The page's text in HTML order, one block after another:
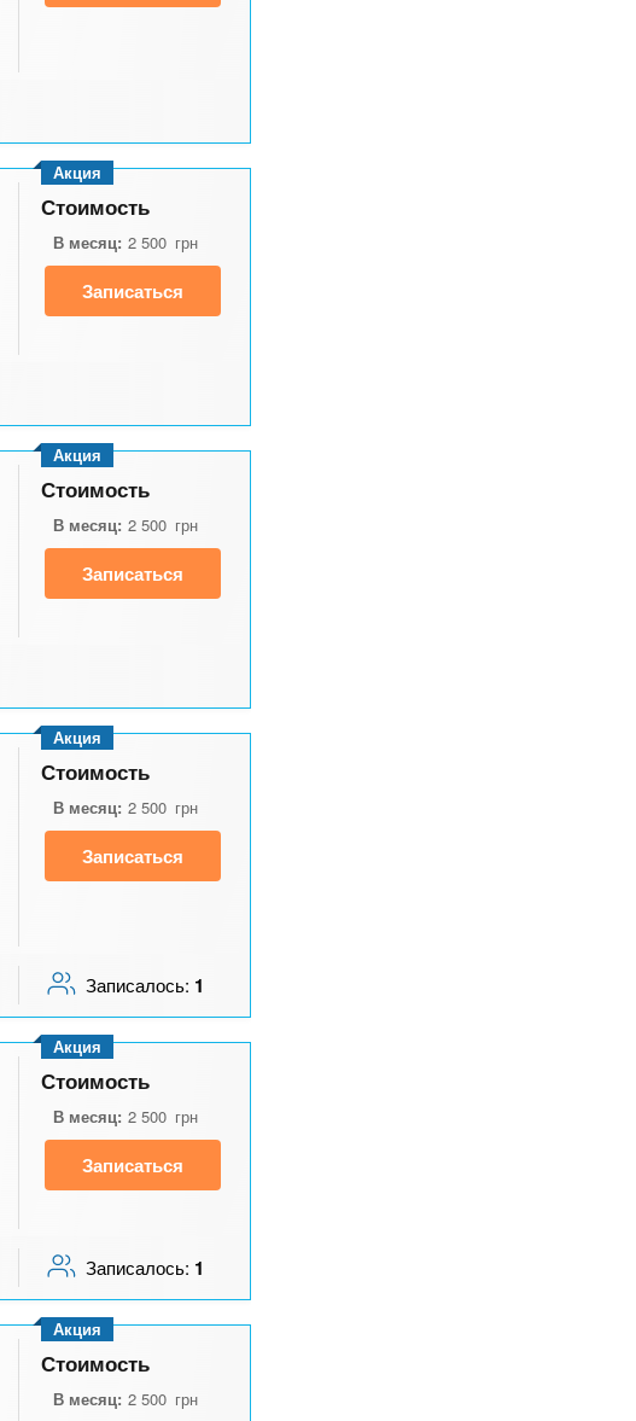
Акция
Стоимость
В месяц: 2 500 грн
Записаться
Акция
Стоимость
В месяц: 2 500 грн
Записаться
Акция
Стоимость
В месяц: 2 500 грн
Записаться
Записалось: 1
Акция
Стоимость
В месяц: 2 500 грн
Записаться
Записалось: 1
Акция
Стоимость
В месяц: 2 500 грн